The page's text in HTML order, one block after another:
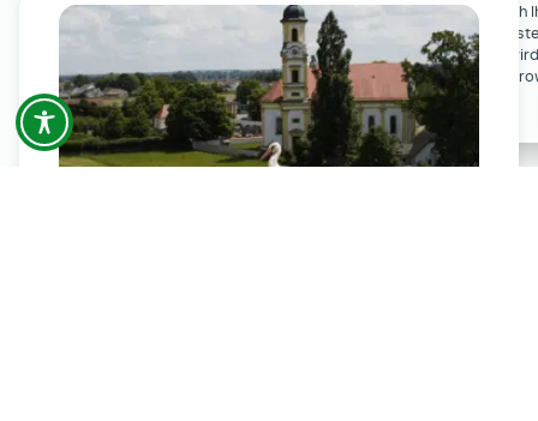
Der KI-Chatbot steht erst nach
Einwilligung in den Cookie-
Verfügung. Der Chat-Verlauf
ausschließlich lokal in Ihrem
gespeichert.